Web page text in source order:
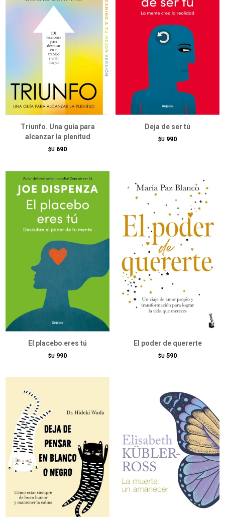
Triunfo. Una guía para
alcanzar la plenitud
$U 690
Deja de ser tú
$U 990
El placebo eres tú
$U 990
El poder de quererte
$U 590